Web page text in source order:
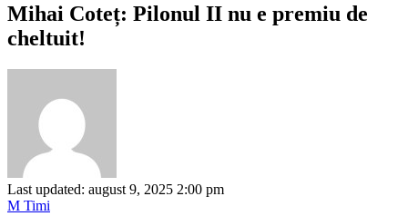
Mihai Coteț: Pilonul II nu e premiu de
cheltuit!
Last updated: august 9, 2025 2:00 pm
M Timi